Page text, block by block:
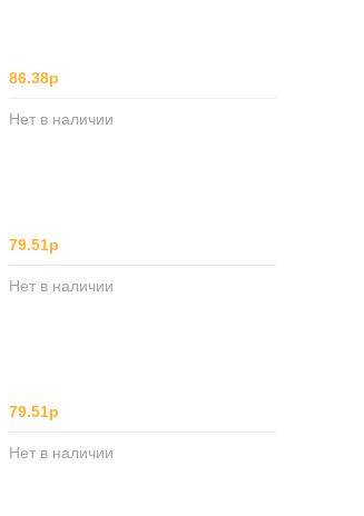
86.38р
Нет в наличии
79.51р
Нет в наличии
79.51р
Нет в наличии